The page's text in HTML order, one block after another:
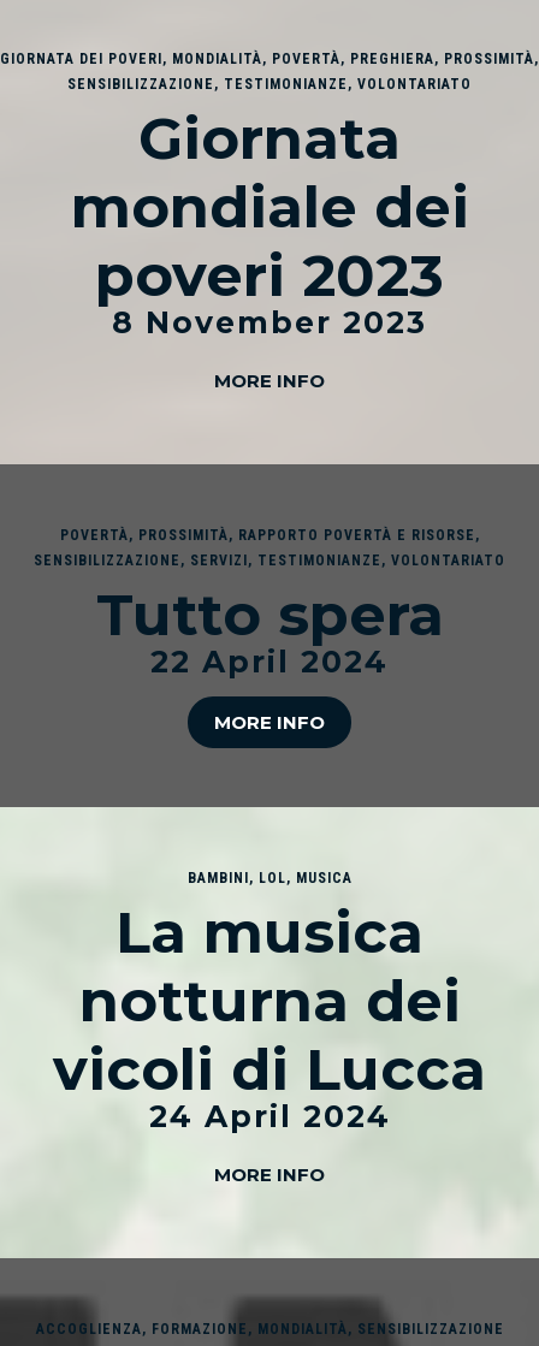
GIORNATA DEI POVERI , MONDIALITÀ, POVERTÀ, PREGHIERA, PROSSIMITÀ,
SENSIBILIZZAZIONE , TESTIMONIANZE , VOLONTARIATO
Giornata
mondiale dei
poveri 2023
8 November 2023
MORE INFO
POVERTÀ, PROSSIMITÀ, RAPPORTO POVERTÀ E RISORSE ,
SENSIBILIZZAZIONE , SERVIZI, TESTIMONIANZE , VOLONTARIATO
Tutto spera
22 April 2024
MORE INFO
BAMBINI , LOL, MUSICA
La musica
notturna dei
vicoli di Lucca
24 April 2024
MORE INFO
ACCOGLIENZA, FORMAZIONE , MONDIALITÀ, SENSIBILIZZAZIONE